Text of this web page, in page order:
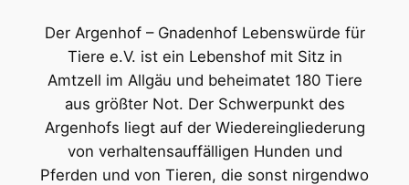
Der Argenhof – Gnadenhof Lebenswürde für
Tiere e.V. ist ein Lebenshof mit Sitz in
Amtzell im Allgäu und beheimatet 180 Tiere
aus größter Not. Der Schwerpunkt des
Argenhofs liegt auf der Wiedereingliederung
von verhaltensauffälligen Hunden und
Pferden und von Tieren, die sonst nirgendwo